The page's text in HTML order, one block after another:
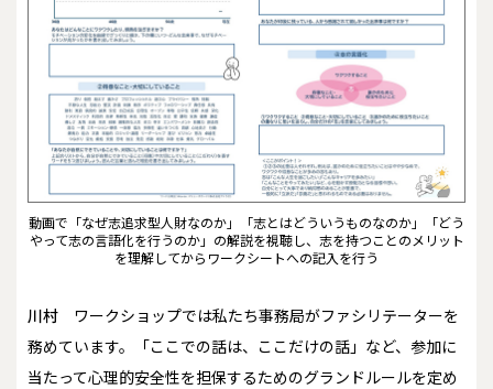
動画で「なぜ志追求型人財なのか」「志とはどういうものなのか」「どう
やって志の言語化を行うのか」の解説を視聴し、志を持つことのメリット
を理解してからワークシートへの記入を行う
川村
ワークショップでは私たち事務局がファシリテーターを
務めています。「ここでの話は、ここだけの話」など、参加に
当たって心理的安全性を担保するためのグランドルールを定め